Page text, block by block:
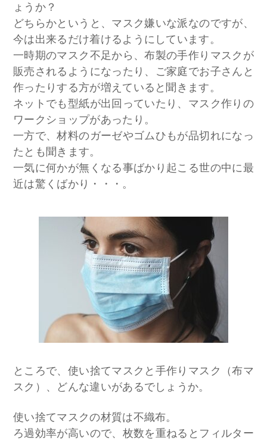
ょうか？
どちらかというと、マスク嫌いな派なのですが、
今は出来るだけ着けるようにしています。
一時期のマスク不足から、布製の手作りマスクが
販売されるようになったり、ご家庭でお子さんと
作ったりする方が増えていると聞きます。
ネットでも型紙が出回っていたり、マスク作りの
ワークショップがあったり。
一方で、材料のガーゼやゴムひもが品切れになっ
たとも聞きます。
一気に何かが無くなる事ばかり起こる世の中に最
近は驚くばかり・・・。
ところで、使い捨てマスクと手作りマスク（布マ
スク）、どんな違いがあるでしょうか。
使い捨てマスクの材質は不織布。
ろ過効率が高いので、枚数を重ねるとフィルター